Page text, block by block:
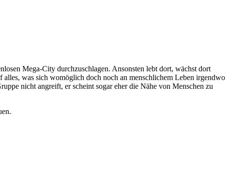
Mega-City durchzuschlagen. Ansonsten lebt dort, wächst dort
alles, was sich womöglich doch noch an menschlichem Leben irgendwo
nicht angreift, er scheint sogar eher die Nähe von Menschen zu